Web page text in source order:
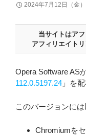
2024年7月12日（金
当サイトはア
アフィリエイト
Opera Software AS
112.0.5197.24 」を
このバージョンに
Chromiumを